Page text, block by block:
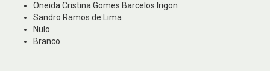
Oneida Cristina Gomes Barcelos Irigon
Sandro Ramos de Lima
Nulo
Branco